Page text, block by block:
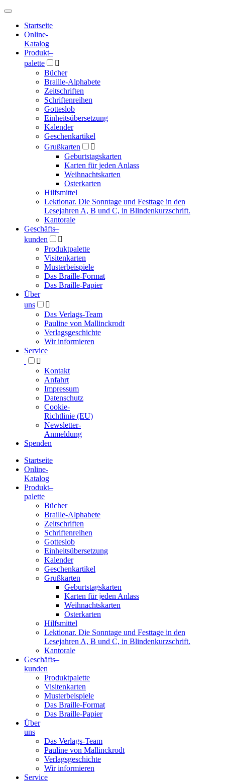
Hauptmenü
Hauptmenü
Startseite
Online-
Katalog
Produkt–
palette

Bücher
Braille-Alphabete
Zeitschriften
Schriftenreihen
Gotteslob
Einheitsübersetzung
Kalender
Geschenkartikel
Grußkarten

Geburtstagskarten
Karten für jeden Anlass
Weihnachtskarten
Osterkarten
Hilfsmittel
Lektionar. Die Sonntage und Festtage in den
Lesejahren A, B und C, in Blindenkurzschrift.
Kantorale
Geschäfts­–
kunden

Produktpalette
Visitenkarten
Musterbeispiele
Das Braille-Format
Das Braille-Papier
Über
uns

Das Verlags-Team
Pauline von Mallinckrodt
Verlagsgeschichte
Wir informieren
Service

Kontakt
Anfahrt
Impressum
Datenschutz
Cookie-
Richtlinie (EU)
Newsletter-
Anmeldung
Spenden
Blindenschrift-
Verlag
Druckerei
gGmbH
Startseite
Online-
Katalog
Produkt–
palette
Bücher
Braille-Alphabete
Zeitschriften
Schriftenreihen
Gotteslob
Einheitsübersetzung
Kalender
Geschenkartikel
Grußkarten
Geburtstagskarten
Karten für jeden Anlass
Weihnachtskarten
Osterkarten
Hilfsmittel
Lektionar. Die Sonntage und Festtage in den
Lesejahren A, B und C, in Blindenkurzschrift.
Kantorale
Geschäfts­–
kunden
Produktpalette
Visitenkarten
Musterbeispiele
Das Braille-Format
Das Braille-Papier
Über
uns
Das Verlags-Team
Pauline von Mallinckrodt
Verlagsgeschichte
Wir informieren
Service